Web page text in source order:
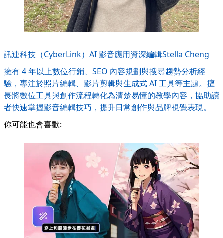
訊連科技（CyberLink）AI 影音應用資深編輯Stella Cheng
擁有 4 年以上數位行銷、SEO 內容規劃與搜尋趨勢分析經
驗，專注於照片編輯、影片剪輯與生成式 AI 工具等主題。擅
長將數位工具與創作流程轉化為清楚易懂的教學內容，協助讀
者快速掌握影音編輯技巧，提升日常創作與品牌視覺表現。
你可能也會喜歡: